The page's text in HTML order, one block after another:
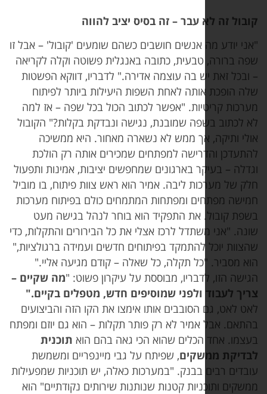
לא עבר – זה בסיס יציב להווה
מה אנשים חושבים כשהם שומעים 'קובול' – אבל זו
טבעית, כתובה באנגלית פשוטה וקלה לקריאה
זאת יש בה עוצמה אדירה." לדבריו, דווקא הפשטות
אותה לאחת השפות היעילות ביותר לפיתוח
קריטיות. "אפשר לכתוב הכול בכל שפה – אז למה
בשפה שמובנת, נגישה ונבדקת בקלות?" הקובול
אך ממש לא נשארה מאחור. היא ממשיכה
והדרישה למפתחים שמכירים אותה רק הולכת
בעיקר בארגונים שמחפשים יציבות, אמינות ותפעול
מערכות ליבה. אמיר הוא ראש צוות פיתוח, בו מוביל
ומפתחות המתמחים כולם בפיתוח מערכות
את התפקיד הוא בוחר לנהל בגישה מעט
משתדל לרכז אצלי את כל הבירורים והתקלות, כדי
יוכל להתמקד בפיתוחים חדשים ועמידה ברגולציות,"
"כל תקלה, כל שאלה – קודם מגיעה אליי."
לדבריו, מבוססת על עיקרון פשוט: "מה שקיים –
ולפני שמוסיפים חדש, מטפלים בקיים."
גם הסובבים אותו אימצו את הקו הזה והביצועים
אבל אמיר לא רק פותר תקלות – הוא גם יוזם ומפתח
אחד הכלים שהוא הכי גאה בהם הואתוכנית
ממשקים, שפיתח על גבי מיינפריים ומשמשת
רבים בבנק. "במערכות כאלה, יש תוכניות שמפעילות
ותוכניות קטנות שנותנות שירותים נקודתיים" הוא